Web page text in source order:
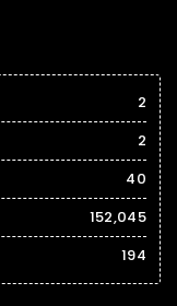
2
2
40
152,045
194